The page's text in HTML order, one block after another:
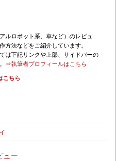
ルロボット系、車など）のレビュ
方法などをご紹介しています。
は下記リンクや上部、サイドバーの
⇒執筆者プロフィールはこちら
こちら
ュー